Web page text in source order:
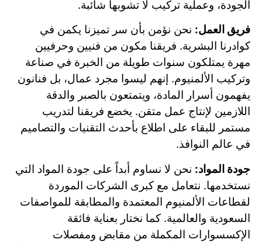
الجودة، وعملية تركيب لا تشوبها شائبة.
فريق العمل: نحن نؤمن بأن سر تميزنا يكمن في
كوادرنا البشرية. فريقنا مكون من فنيين وحرفيين
مهرة يمتلكون سنوات طويلة من الخبرة في صناعة
وتركيب الألمنيوم. إنهم ليسوا مجرد عمال، بل فنانون
يفهمون أسرار المادة، ويتمتعون بالصبر والدقة
اللازمين لإنتاج عمل متقن. يخضع فريقنا لتدريب
مستمر للبقاء على اطلاع بأحدث التقنيات والتصاميم
في عالم النوافذ.
جودة المواد: نحن لا نساوم أبداً على جودة المواد التي
نستخدمها. نتعامل مع كبرى الشركات الموردة
لقطاعات الألمنيوم المعتمدة والمطابقة للمواصفات
السعودية والعالمية. كما نختار بعناية فائقة
الإكسسوارات المكملة من مقابض ومفصلات